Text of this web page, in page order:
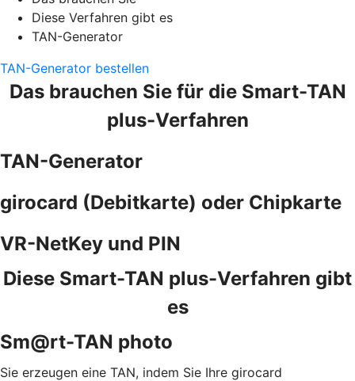
Diese Verfahren gibt es
TAN-Generator
TAN-Generator bestellen
Das brauchen Sie für die Smart-TAN
plus-Verfahren
TAN-Generator
girocard (Debitkarte) oder Chipkarte
VR-NetKey und PIN
Diese Smart-TAN plus-Verfahren gibt
es
Sm@rt-TAN photo
Sie erzeugen eine TAN, indem Sie Ihre girocard